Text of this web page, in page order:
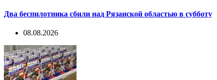
Два беспилотника сбили над Рязанской областью в субботу
08.08.2026